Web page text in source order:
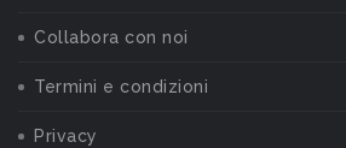
Collabora con noi
Termini e condizioni
Privacy